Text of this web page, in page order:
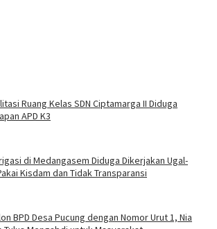
Ruang Kelas SDN Ciptamarga II Diduga
APD K3
di Medangasem Diduga Dikerjakan Ugal-
Kisdam dan Tidak Transparansi
BPD Desa Pucung dengan Nomor Urut 1, Nia